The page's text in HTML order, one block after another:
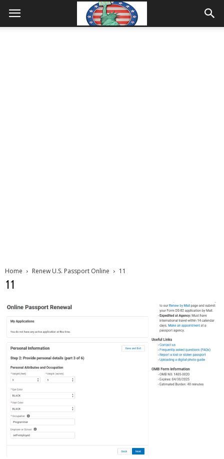
Home Renew U.S. Passport Online 11
11